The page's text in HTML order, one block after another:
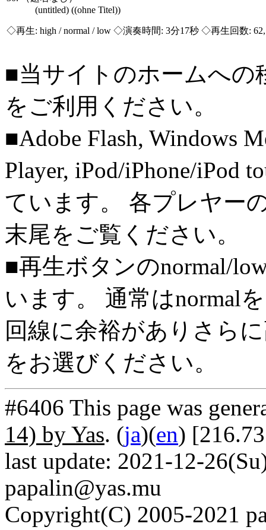
(untitled) ((ohne Titel))
◇再生: high / normal / low ◇演奏時間: 3分17秒 ◇再生回数:
■当サイトのホームへの
をご利用ください。
■Adobe Flash, Windows
Player, iPod/iPhone/iPod
ています。 各プレヤー
末尾をご覧ください。
■再生ボタンのnormal/
います。 通常はnormal
回線に余裕がありさら
をお選びください。
#6406 This page was
14) by Yas. (ja)(en)
last update: 2021-12-
papalin@yas.mu
Copyright(C) 2005-2021